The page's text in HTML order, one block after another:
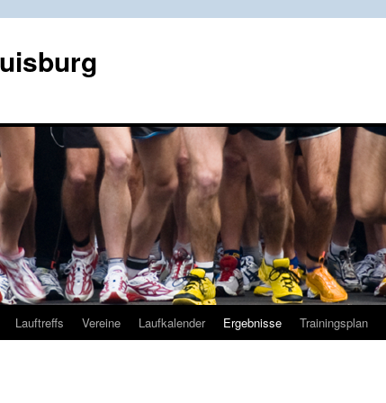
Lauftreffs Vereine Laufkalender Ergebnisse Trainingsplan